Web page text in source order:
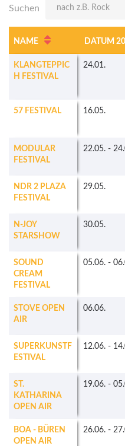
Suchen
NAME DATUM
KLANGTEPPIC
H FESTIVAL
24.01.
57 FESTIVAL 16.05.
MODULAR
FESTIVAL
22.05. -
NDR 2 PLAZA
FESTIVAL
29.05.
N-JOY
STARSHOW
30.05.
SOUND
CREAM
FESTIVAL
05.06. -
STOVE OPEN
AIR
06.06.
SUPERKUNSTF
ESTIVAL
12.06. -
ST.
KATHARINA
OPEN AIR
19.06. -
BOA - BÜREN
OPEN AIR
26.06. -